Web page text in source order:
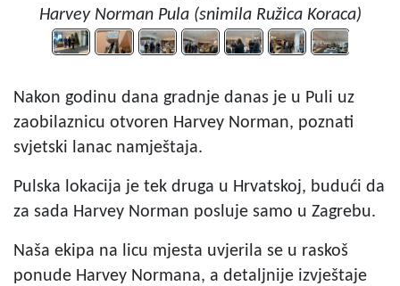
Harvey Norman Pula (snimila Ružica Koraca)
Nakon godinu dana gradnje danas je u Puli uz
zaobilaznicu otvoren Harvey Norman, poznati
svjetski lanac namještaja.
Pulska lokacija je tek druga u Hrvatskoj, budući da
za sada Harvey Norman posluje samo u Zagrebu.
Naša ekipa na licu mjesta uvjerila se u raskoš
ponude Harvey Normana, a detaljnije izvještaje